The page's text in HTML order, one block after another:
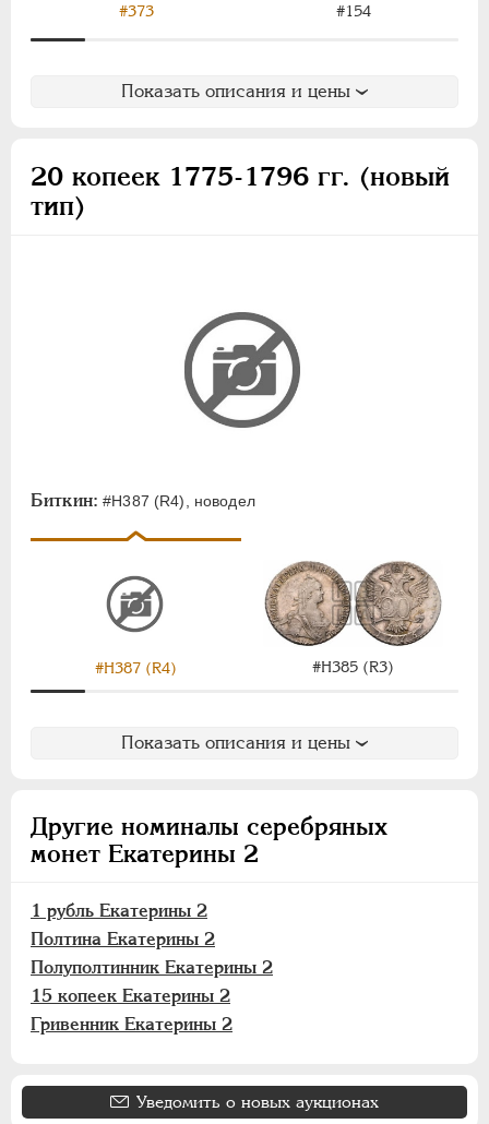
#373 #154
Показать описания и цены
20 копеек 1775-1796 гг. (новый
тип)
Биткин: #H387 (R4), новодел
#H387 (R4) #H385 (R3)
Показать описания и цены
Другие номиналы серебряных
монет Екатерины 2
1 рубль Екатерины 2
Полтина Екатерины 2
Полуполтинник Екатерины 2
15 копеек Екатерины 2
Гривенник Екатерины 2
Уведомить о новых аукционах